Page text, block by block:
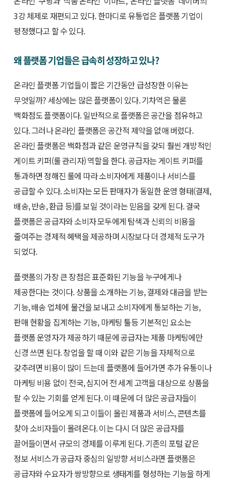
3강 체제로 재편되고 있다. 한마디로 유통업은 플랫폼 기업이
평정했다고 할 수 있다.
왜 플랫폼 기업들은 급속히 성장하고 있나?
온라인 플랫폼 기업들이 짧은 기간동안 급성장한 이유는
무엇일까? 세상에는 많은 플랫폼이 있다. 기차역은 물론
백화점도 플랫폼이다. 일반적으로 플랫폼은 공간을 점유하고
있다. 그러나 온라인 플랫폼은 공간적 제약을 없애 버렸다.
온라인 플랫폼은 백화점과 같은 운영규칙을 갖되 훨씬 개방적인
게이트 키퍼(룰 관리자) 역할을 한다. 공급자는 게이트 키퍼를
통과하면 정해진 룰에 따라 소비자에게 제품이나 서비스를
공급할 수 있다. 소비자는 모든 판매자가 동일한 운영 형태(결제,
배송, 반송, 환급 등)를 보일 것이라는 믿음을 갖게 된다. 결국
플랫폼은 공급자와 소비자 모두에게 탐색과 신뢰의 비용을
줄여주는 경제적 혜택을 제공하며 시장보다 더 경제적 도구가
되었다.
플랫폼의 가장 큰 장점은 표준화된 기능을 누구에게나
제공한다는 것이다. 상품을 소개하는 기능, 결제와 대금을 받는
기능, 배송 업체에 물건을 보내고 소비자에게 통보하는 기능,
판매 현황을 집계하는 기능, 마케팅 툴등 기본적인 요소는
플랫폼 운영자가 제공하기 때문에 공급자는 제품 마케팅에만
신경 쓰면 된다. 창업을 할 때 이와 같은 기능을 자체적으로
갖추려면 비용이 많이 드는데 플랫폼에 들어가면 추가 유통이나
마케팅 비용 없이 전국, 심지어 전 세계 고객을 대상으로 상품을
팔 수 있는 기회를 얻게 된다. 이 때문에 더 많은 공급자들이
플랫폼에 들어오게 되고 이들이 올린 제품과 서비스, 콘텐츠를
찾아 소비자들이 몰려온다. 이는 다시 더 많은 공급자를
끌어들이면서 규모의 경제를 이루게 된다. 기존의 포털 같은
정보 서비스가 공급자 중심의 일방향 서비스라면 플랫폼은
공급자와 수요자가 쌍방향으로 생태계를 형성하는 기능을 하게